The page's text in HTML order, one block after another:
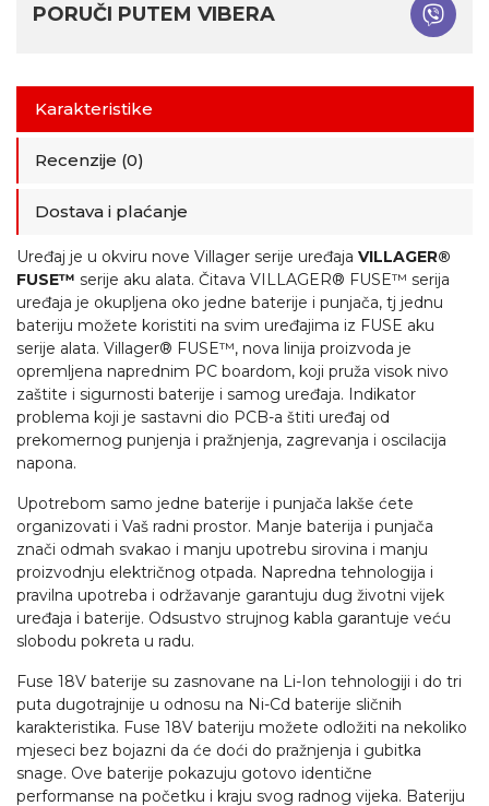
PORUČI PUTEM VIBERA
Karakteristike
Recenzije (0)
Dostava i plaćanje
Uređaj je u okviru nove Villager serije uređaja VILLAGER®
FUSE™ serije aku alata. Čitava VILLAGER® FUSE™ serija
uređaja je okupljena oko jedne baterije i punjača, tj jednu
bateriju možete koristiti na svim uređajima iz FUSE aku
serije alata. Villager® FUSE™, nova linija proizvoda je
opremljena naprednim PC boardom, koji pruža visok nivo
zaštite i sigurnosti baterije i samog uređaja. Indikator
problema koji je sastavni dio PCB-a štiti uređaj od
prekomernog punjenja i pražnjenja, zagrevanja i oscilacija
napona.
Upotrebom samo jedne baterije i punjača lakše ćete
organizovati i Vaš radni prostor. Manje baterija i punjača
znači odmah svakao i manju upotrebu sirovina i manju
proizvodnju električnog otpada. Napredna tehnologija i
pravilna upotreba i održavanje garantuju dug životni vijek
uređaja i baterije. Odsustvo strujnog kabla garantuje veću
slobodu pokreta u radu.
Fuse 18V baterije su zasnovane na Li-Ion tehnologiji i do tri
puta dugotrajnije u odnosu na Ni-Cd baterije sličnih
karakteristika. Fuse 18V bateriju možete odložiti na nekoliko
mjeseci bez bojazni da će doći do pražnjenja i gubitka
snage. Ove baterije pokazuju gotovo identične
performanse na početku i kraju svog radnog vijeka. Bateriju